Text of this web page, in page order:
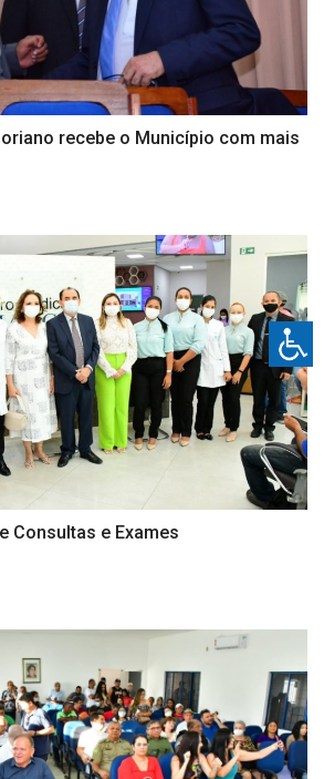
recebe o Município com mais
Consultas e Exames